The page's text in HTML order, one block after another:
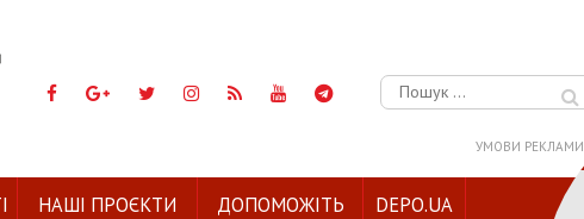
Пошук:
УМОВИ РЕКЛАМИ
НАШІ ПРОЄКТИ ДОПОМОЖІТЬ DEPO.UA